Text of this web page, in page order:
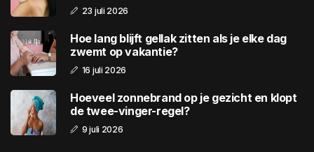
23 juli 2026
Hoe lang blijft gellak zitten als je elke dag
zwemt op vakantie?
16 juli 2026
Hoeveel zonnebrand op je gezicht en klopt
de twee-vinger-regel?
9 juli 2026